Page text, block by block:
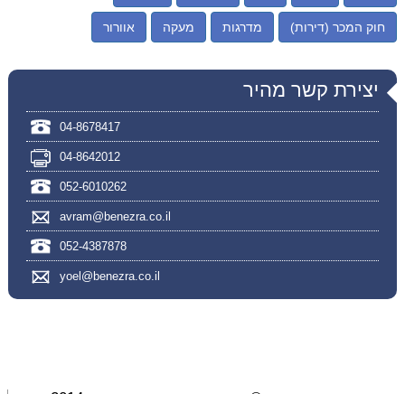
חוק המכר (דירות) מדרגות מעקה אוורור
יצירת קשר מהיר
04-8678417
04-8642012
052-6010262
avram@benezra.co.il
052-4387878
yoel@benezra.co.il